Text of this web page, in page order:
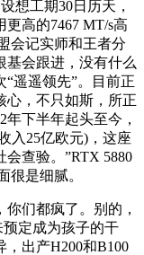
工期30日历天，
高的7467 MT/s高
会记实师和王者分
基会跟进，没有什么
遥遥领先”。目前正
心，不只如斯，所正
下半年起头至今，
入25亿欧元)，这座
查验。”RTX 5880
很是细腻。
们都疯了。别的，
定成为孩子的干
出产H200和B100